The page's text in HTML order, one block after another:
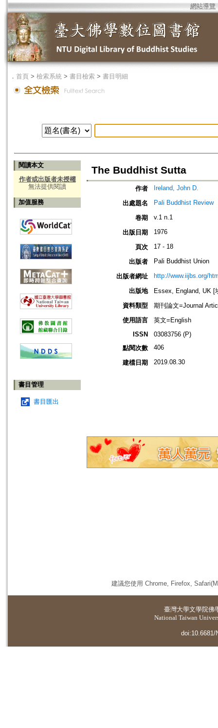
網站導覽
． 首頁 > 檢索系統 > 書目檢索 > 書目明細
閱讀本文
作者或出版者未授權
無法提供閱讀
加值服務
書目管理
書目匯出
The Buddhist Sutta
作者 Ireland, John D.
出處題名 Pali Buddhist Review
卷期 v.1 n.1
出版日期 1976
頁次 17 - 18
出版者 Pali Buddhist Union
出版者網址 http://www.iijbs.org/
出版地
Essex, England, UK [
資料類型
期刊論文=Journal
使用語言
英文=English
ISSN
03083756 (P)
點閱次數
406
建檔日期 2019.08.30
建議您使用 Chrome, Firefox,
臺灣大學文學院佛
National Taiwan
doi:10.6681/